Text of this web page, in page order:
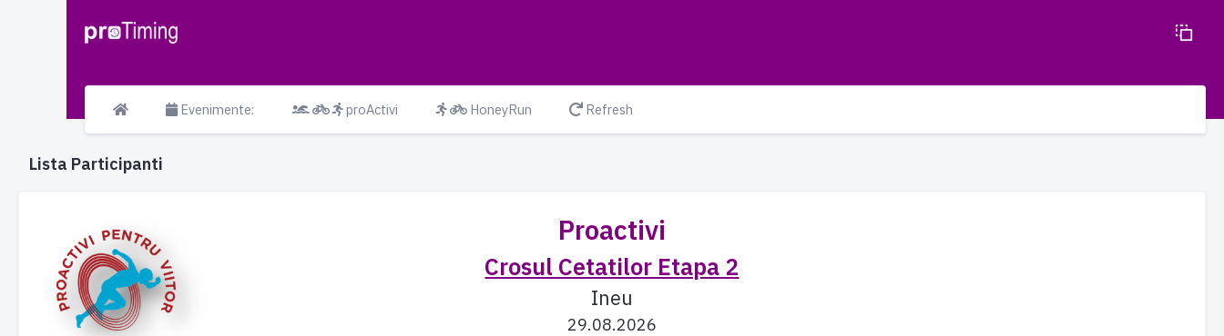
Evenimente: proActivi HoneyRun Refresh
Lista Participanti
Proactivi
Crosul Cetatilor Etapa 2
Ineu
29.08.2026